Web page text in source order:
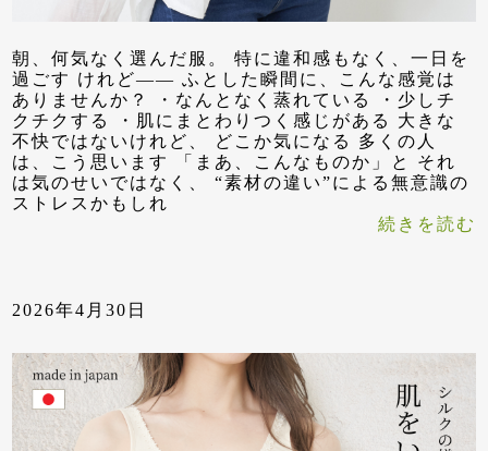
朝、何気なく選んだ服。 特に違和感もなく、一日を
過ごす けれど—— ふとした瞬間に、こんな感覚は
ありませんか？ ・なんとなく蒸れている ・少しチ
クチクする ・肌にまとわりつく感じがある 大きな
不快ではないけれど、 どこか気になる 多くの人
は、こう思います 「まあ、こんなものか」と それ
は気のせいではなく、 “素材の違い”による無意識の
ストレスかもしれ
続きを読む
2026年4月30日